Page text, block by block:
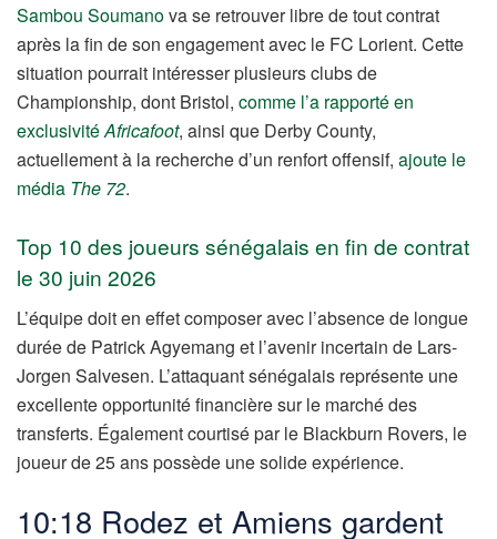
Sambou Soumanova se retrouver libre de tout contrat
après la fin de son engagement avec le FC Lorient. Cette
situation pourrait intéresser plusieurs clubs de
Championship, dont Bristol, comme l’a rapporté en
exclusivitéAfricafoot, ainsi que Derby County,
actuellement à la recherche d’un renfort offensif, ajoute le
média The 72.
Top 10 des joueurs sénégalais en fin de contrat
le 30 juin 2026
L’équipe doit en effet composer avec l’absence de longue
durée de Patrick Agyemang et l’avenir incertain de Lars-
Jorgen Salvesen. L’attaquant sénégalais représente une
excellente opportunité financière sur le marché des
transferts. Également courtisé par le Blackburn Rovers, le
joueur de 25 ans possède une solide expérience.
10:18 Rodez et Amiens gardent